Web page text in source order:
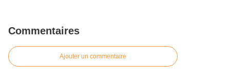
Commentaires
Ajouter un commentaire